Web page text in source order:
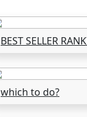
BEST SELLER
which to do?